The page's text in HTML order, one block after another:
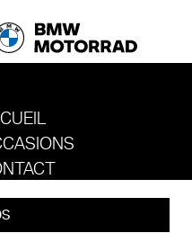
AU SITE DE SPORT MOTO